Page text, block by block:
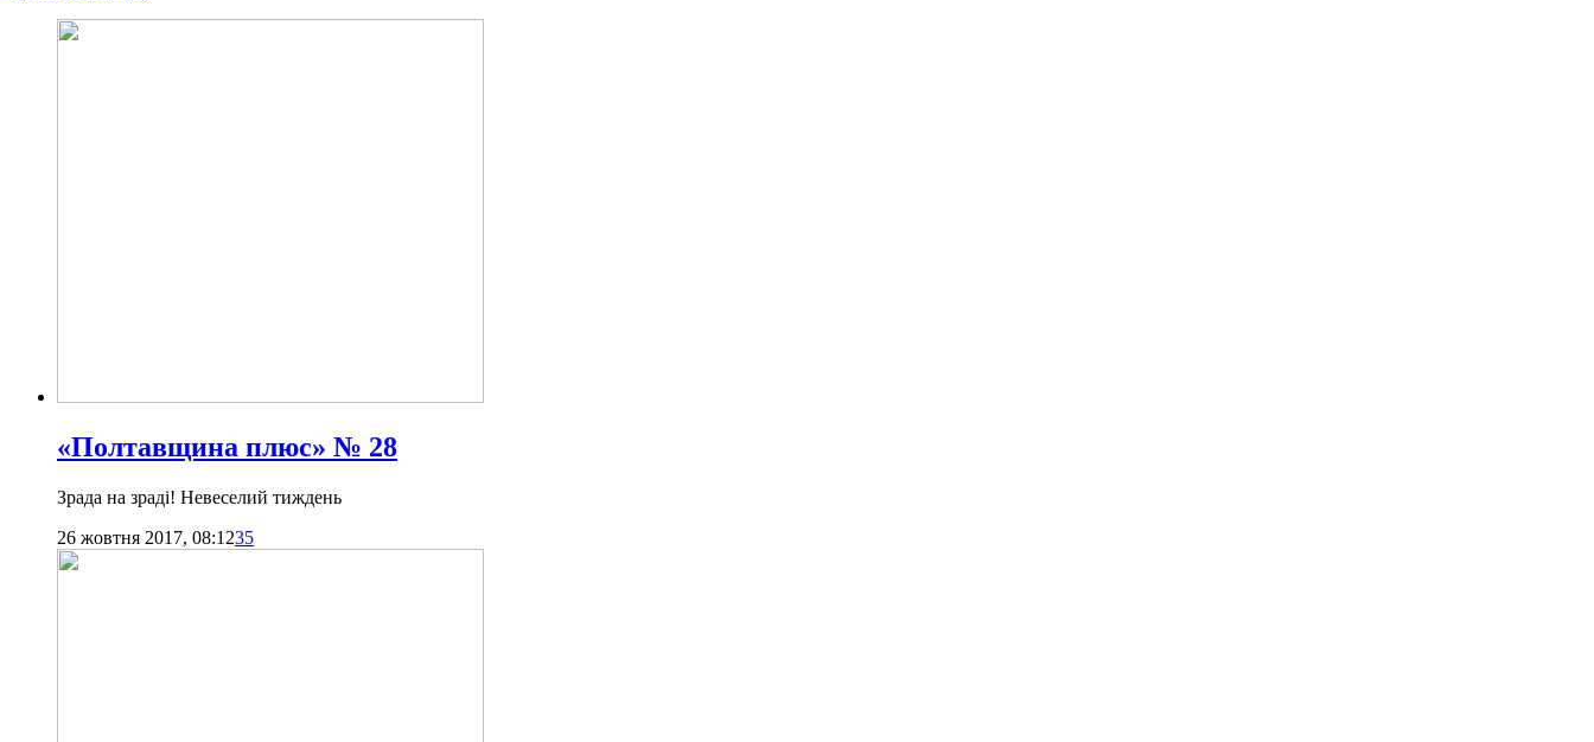
«Полтавщина плюс» № 28
Зрада на зраді! Невеселий тиждень
26 жовтня 2017, 08:1235